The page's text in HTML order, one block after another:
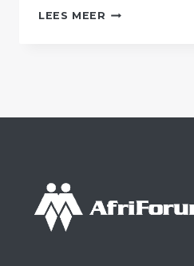
LEES MEER VAALRIVIER